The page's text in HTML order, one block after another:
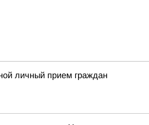
личный прием граждан